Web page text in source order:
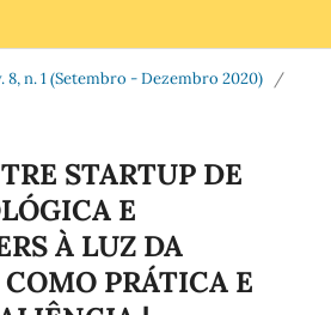
8, n. 1 (Setembro - Dezembro 2020)
/
STARTUP DE
E
À LUZ DA
PRÁTICA E